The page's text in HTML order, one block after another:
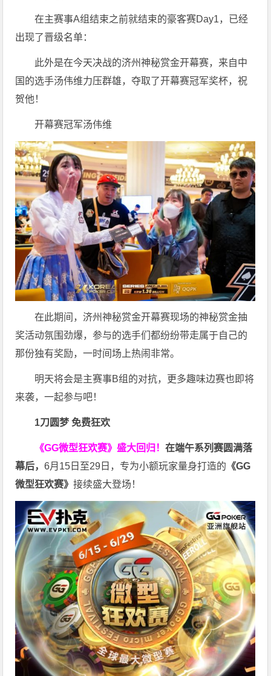
在主赛事A组结束之前就结束的豪客赛Day1，已经
出现了晋级名单：
此外是在今天决战的济州神秘赏金开幕赛，来自中
国的选手汤伟维力压群雄，夺取了开幕赛冠军奖杯，祝
贺他！
开幕赛冠军汤伟维
在此期间，济州神秘赏金开幕赛现场的神秘赏金抽
奖活动氛围劲爆，参与的选手们都纷纷带走属于自己的
那份独有奖励，一时间场上热闹非常。
明天将会是主赛事B组的对抗，更多趣味边赛也即将
来袭，一起参与吧！
1刀圆梦 免费狂欢
《GG微型狂欢赛》盛大回归！在端午系列赛圆满落
幕后，6月15日至29日，专为小额玩家量身打造的 《GG
微型狂欢赛》接续盛大登场！